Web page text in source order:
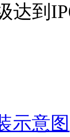
达到
示意图